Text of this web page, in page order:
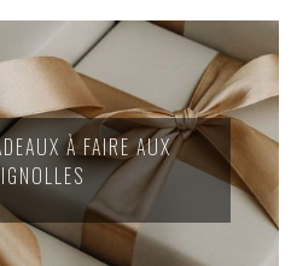
À FAIRE AUX